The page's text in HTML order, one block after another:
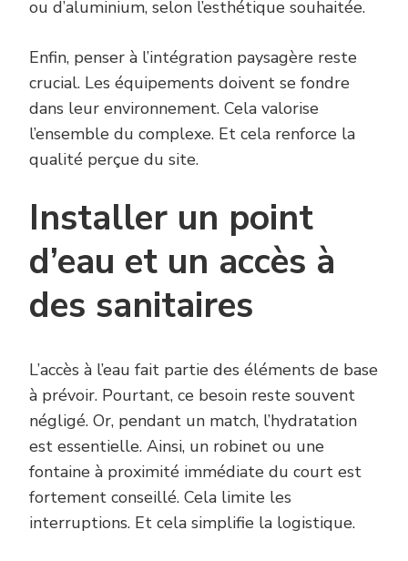
ou d’aluminium, selon l’esthétique souhaitée.
Enfin, penser à l’intégration paysagère reste
crucial. Les équipements doivent se fondre
dans leur environnement. Cela valorise
l’ensemble du complexe. Et cela renforce la
qualité perçue du site.
Installer un point
d’eau et un accès à
des sanitaires
L’accès à l’eau fait partie des éléments de base
à prévoir. Pourtant, ce besoin reste souvent
négligé. Or, pendant un match, l’hydratation
est essentielle. Ainsi, un robinet ou une
fontaine à proximité immédiate du court est
fortement conseillé. Cela limite les
interruptions. Et cela simplifie la logistique.